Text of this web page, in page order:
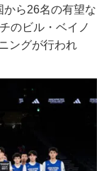
から26名の有望な
のビル・ベイノ
ングが行われ